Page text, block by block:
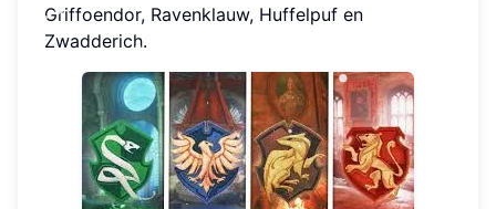
Griffoendor, Ravenklauw, Huffelpuf en
Zwadderich.